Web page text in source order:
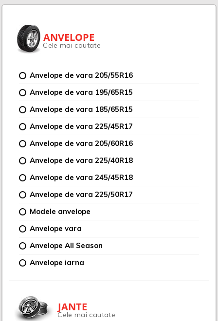
ANVELOPE
Cele mai cautate
Anvelope de vara 205/55R16
Anvelope de vara 195/65R15
Anvelope de vara 185/65R15
Anvelope de vara 225/45R17
Anvelope de vara 205/60R16
Anvelope de vara 225/40R18
Anvelope de vara 245/45R18
Anvelope de vara 225/50R17
Modele anvelope
Anvelope vara
Anvelope All Season
Anvelope iarna
JANTE
Cele mai cautate